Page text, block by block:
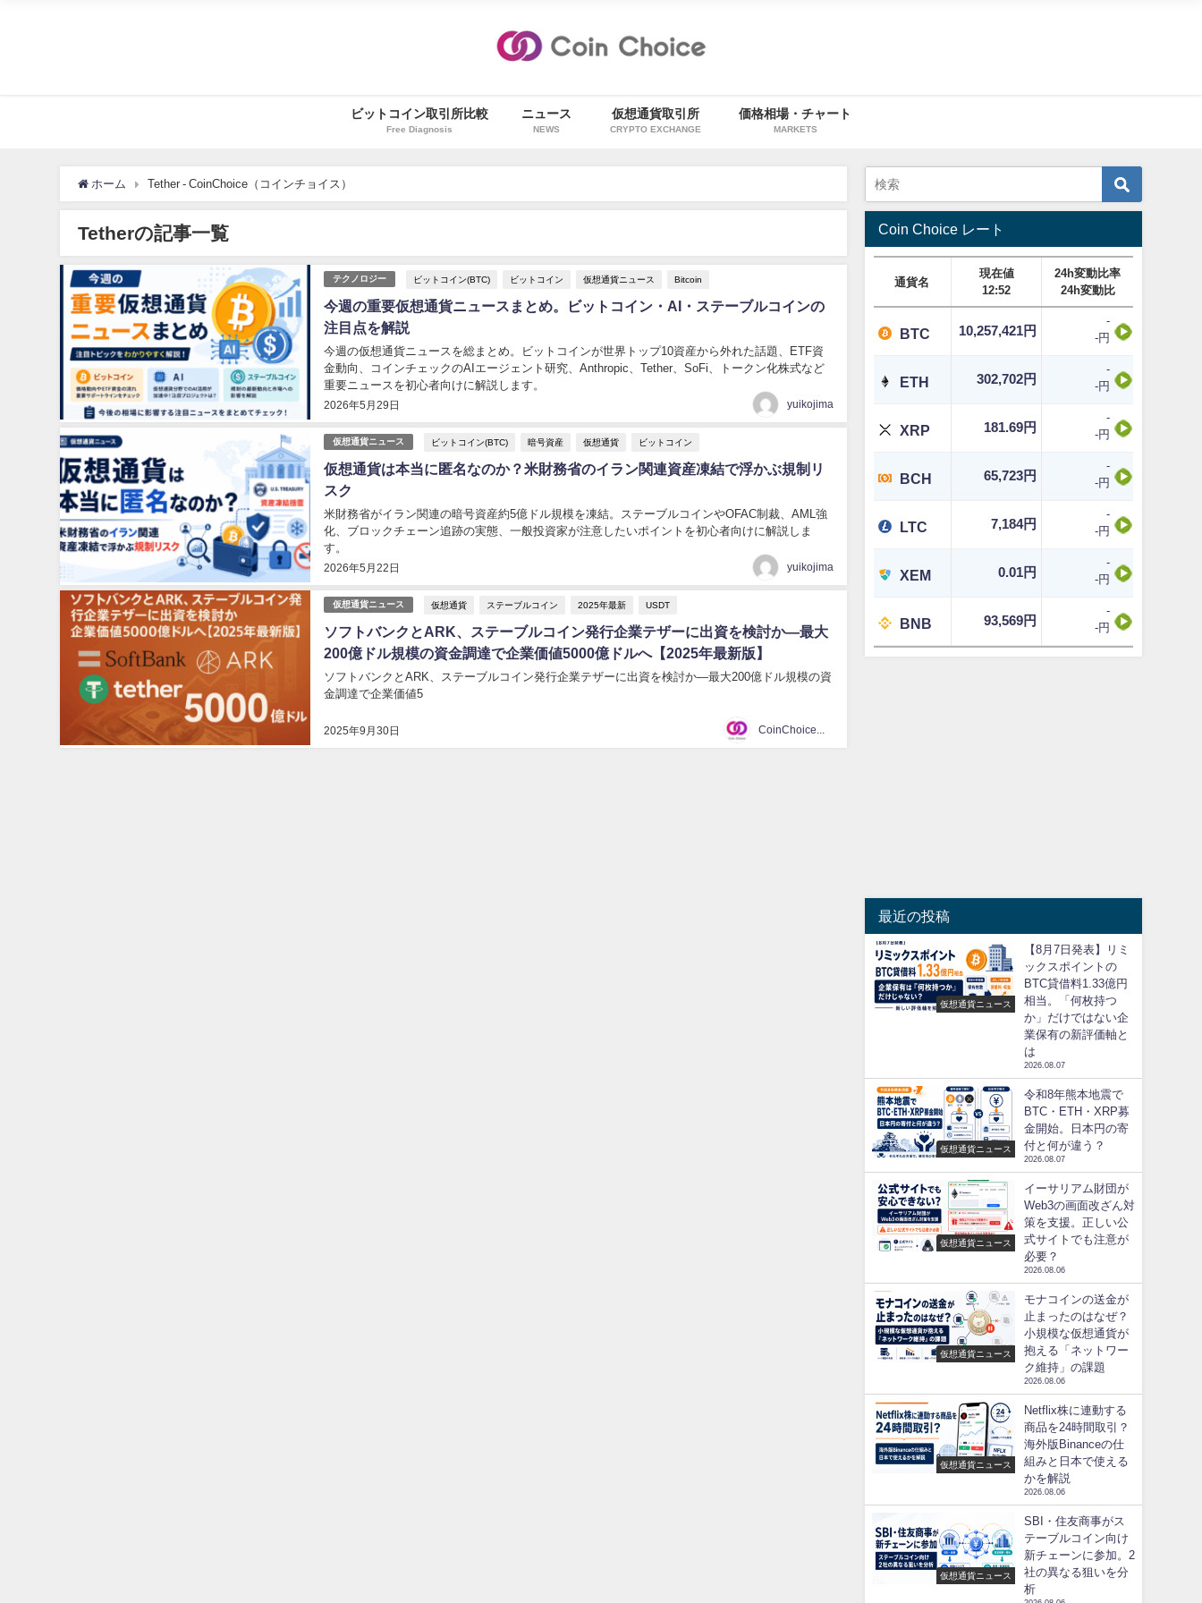
ビットコイン取引所比較
Free Diagnosis
ニュース
NEWS
仮想通貨取引所
CRYPTO EXCHANGE
価格相場・チャート
MARKETS
ホーム Tether - CoinChoice（コインチョイス）
Tetherの記事一覧
テクノロジー ビットコイン(BTC) ビットコイン 仮想通貨ニュース Bitcoin
今週の重要仮想通貨ニュースまとめ。ビットコイン・AI・ステーブルコインの
注目点を解説
2026年5月29日
今週の仮想通貨ニュースを総まとめ。ビットコインが世界トップ10資産から外れた話題、ETF資
金動向、コインチェックのAIエージェント研究、Anthropic、Tether、SoFi、トークン化株式など
重要ニュースを初心者向けに解説します。
yuikojima
仮想通貨ニュース ビットコイン(BTC) 暗号資産 仮想通貨 ビットコイン
仮想通貨は本当に匿名なのか？米財務省のイラン関連資産凍結で浮かぶ規制リ
スク
2026年5月22日
米財務省がイラン関連の暗号資産約5億ドル規模を凍結。ステーブルコインやOFAC制裁、AML強
化、ブロックチェーン追跡の実態、一般投資家が注意したいポイントを初心者向けに解説しま
す。
yuikojima
仮想通貨ニュース 仮想通貨 ステーブルコイン 2025年最新 USDT
ソフトバンクとARK、ステーブルコイン発行企業テザーに出資を検討か―最大
200億ドル規模の資金調達で企業価値5000億ドルへ【2025年最新版】
2025年9月30日
ソフトバンクとARK、ステーブルコイン発行企業テザーに出資を検討か―最大200億ドル規模の資
金調達で企業価値5
Coin Choice レート
通貨名
現在値
12:52
24h変動比率
24h変動比
BTC 10,257,421円
-
-円
ETH 302,702円
-
-円
XRP 181.69円
-
-円
BCH 65,723円
-
-円
LTC 7,184円
-
-円
XEM 0.01円
-
-円
BNB 93,569円
-
-円
最近の投稿
仮想通貨ニュース
【8月7日発表】リミ
ックスポイントの
BTC貸借料1.33億円
相当。「何枚持つ
か」だけではない企
業保有の新評価軸と
は
2026.08.07
仮想通貨ニュース
令和8年熊本地震で
BTC・ETH・XRP募
金開始。日本円の寄
付と何が違う？
2026.08.07
仮想通貨ニュース
イーサリアム財団が
Web3の画面改ざん対
策を支援。正しい公
式サイトでも注意が
必要？
2026.08.06
仮想通貨ニュース
モナコインの送金が
止まったのはなぜ？
小規模な仮想通貨が
抱える「ネットワー
ク維持」の課題
2026.08.06
仮想通貨ニュース
Netflix株に連動する
商品を24時間取引？
海外版Binanceの仕
組みと日本で使える
かを解説
2026.08.06
仮想通貨ニュース
SBI・住友商事がス
テーブルコイン向け
新チェーンに参加。2
社の異なる狙いを分
析